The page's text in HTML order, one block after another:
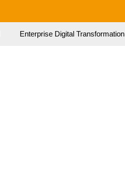
Enterprise Digital Transformation